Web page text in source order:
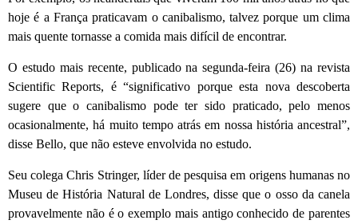
hoje é a França praticavam o canibalismo, talvez porque um clima
mais quente tornasse a comida mais difícil de encontrar.
O estudo mais recente, publicado na segunda-feira (26) na revista
Scientific Reports, é “significativo porque esta nova descoberta
sugere que o canibalismo pode ter sido praticado, pelo menos
ocasionalmente, há muito tempo atrás em nossa história ancestral”,
disse Bello, que não esteve envolvida no estudo.
Seu colega Chris Stringer, líder de pesquisa em origens humanas no
Museu de História Natural de Londres, disse que o osso da canela
provavelmente não é o exemplo mais antigo conhecido de parentes